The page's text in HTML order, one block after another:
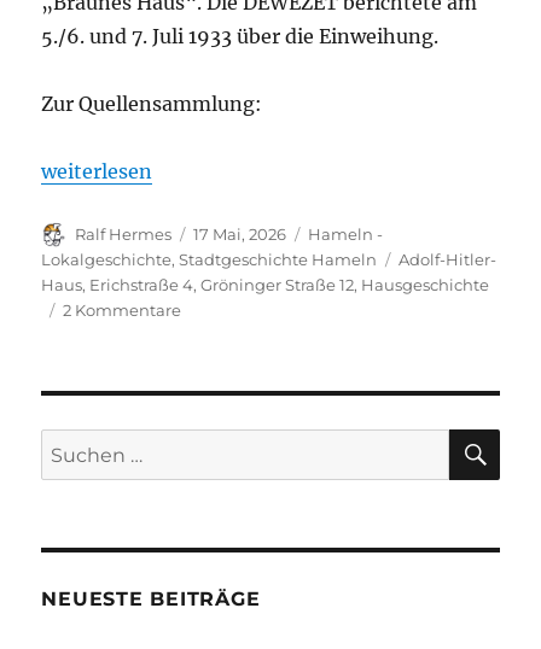
5./6. und 7. Juli 1933 über die Einweihung.
Zur Quellensammlung:
„Hausgeschichte: Erichstraße 4 – „Adolf-Hitler-
weiterlesen
Autor
Ralf Hermes
Veröffentlicht
am
17 Mai, 2026 Kategorien
Hameln -
Lokalgeschichte,Stadtgeschichte Hameln Schlagwörter
Adolf-Hitler-
Haus, Erichstraße 4,Gröninger Straße 12, Hausgeschichte
2 Kommentarezu
„Adolf-
Haus“
Suchen
nach:
NEUESTE BEITRÄGE